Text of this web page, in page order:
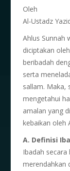
Oleh
Al-Ustadz
Ahlus Sunnah
diciptakan
beribadah
serta
sallam. Maka,
mengetahui
amalan yang
kebaikan oleh
A. Definisi
Ibadah
merendahkan